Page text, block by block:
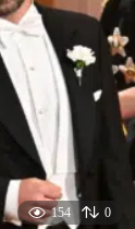
154 0